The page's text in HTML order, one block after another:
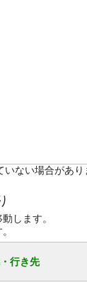
ない場合があり
します。
行き先